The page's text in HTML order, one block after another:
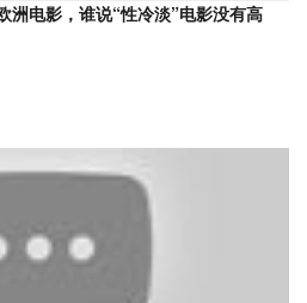
洲电影，谁说“性冷淡”电影没有高